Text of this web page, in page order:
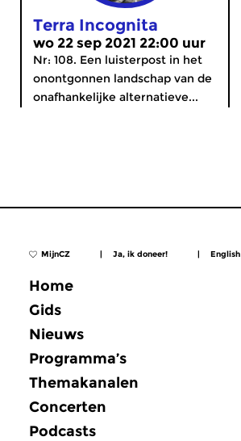
Terra Incognita
wo 22 sep 2021 22:00 uur
Nr: 108. Een luisterpost in het
onontgonnen landschap van de
onafhankelijke alternatieve...
MijnCZ | Ja, ik doneer! | English
Home
Gids
Nieuws
Programma’s
Themakanalen
Concerten
Podcasts